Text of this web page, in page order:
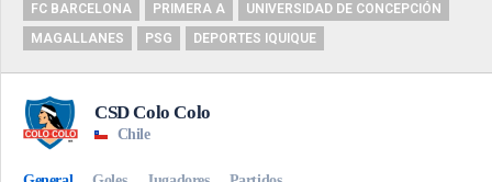
FC BARCELONA
PRIMERA A
UNIVERSIDAD DE CONCEPCIÓN
MAGALLANES
PSG DEPORTES IQUIQUE